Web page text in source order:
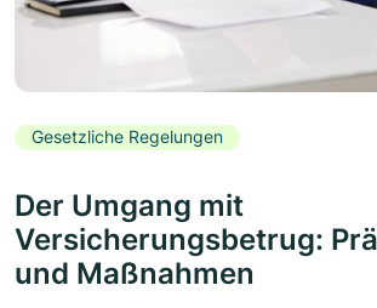
Gesetzliche Regelungen
Der Umgang mit
Versicherungsbetrug:
und Maßnahmen